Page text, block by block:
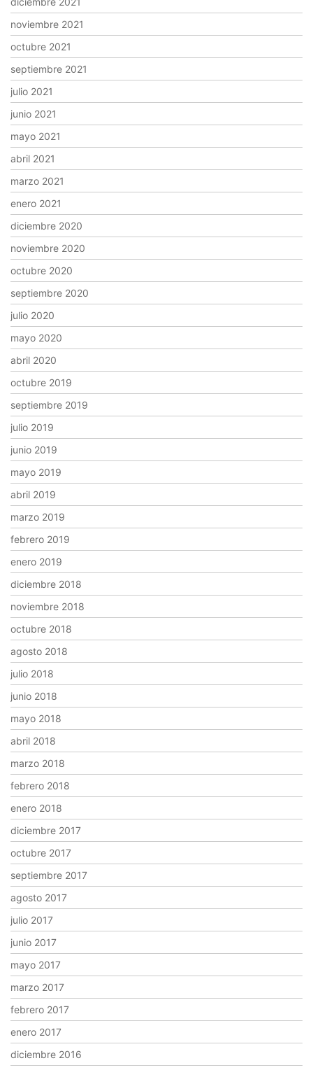
noviembre 2021
octubre 2021
septiembre 2021
julio 2021
junio 2021
mayo 2021
abril 2021
marzo 2021
enero 2021
diciembre 2020
noviembre 2020
octubre 2020
septiembre 2020
julio 2020
mayo 2020
abril 2020
octubre 2019
septiembre 2019
julio 2019
junio 2019
mayo 2019
abril 2019
marzo 2019
febrero 2019
enero 2019
diciembre 2018
noviembre 2018
octubre 2018
agosto 2018
julio 2018
junio 2018
mayo 2018
abril 2018
marzo 2018
febrero 2018
enero 2018
diciembre 2017
octubre 2017
septiembre 2017
agosto 2017
julio 2017
junio 2017
mayo 2017
marzo 2017
febrero 2017
enero 2017
diciembre 2016